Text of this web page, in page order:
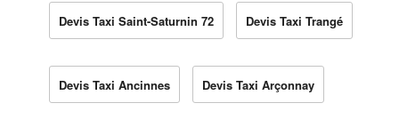
Devis Taxi Saint-Saturnin 72 Devis Taxi Trangé
Devis Taxi Ancinnes Devis Taxi Arçonnay